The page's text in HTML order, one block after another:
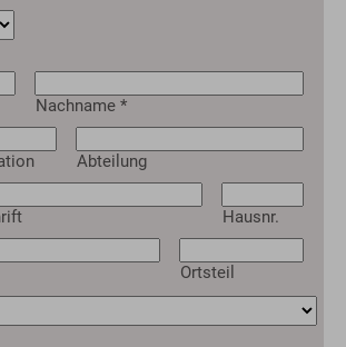
Nachname*
Abteilung
Hausnr.
Ortsteil